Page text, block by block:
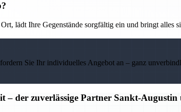
lädt Ihre Gegenstände sorgfältig ein und bringt alles
Sie Ihr individuelles Angebot an – ganz
– der zuverlässige Partner Sankt-